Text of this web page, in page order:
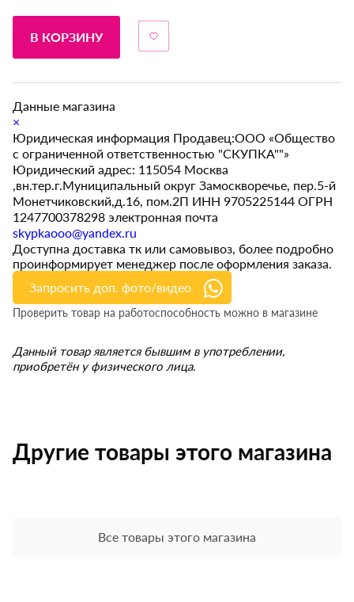
В КОРЗИНУ
Данные магазина
×
Юридическая информация Продавец:ООО «Общество
с ограниченной ответственностью "СКУПКА""»
Юридический адрес: 115054 Москва
,вн.тер.г.Муниципальный округ Замоскворечье, пер.5-й
Монетчиковский,д.16, пом.2П ИНН 9705225144 ОГРН
1247700378298 электронная почта
skypkaooo@yandex.ru
Доступна доставка тк или самовывоз, более подробно
проинформирует менеджер после оформления заказа.
Запросить доп. фото/видео
Проверить товар на работоспособность можно в магазине
Данный товар является бывшим в употреблении,
приобретён у физического лица.
Другие товары этого магазина
Все товары этого магазина